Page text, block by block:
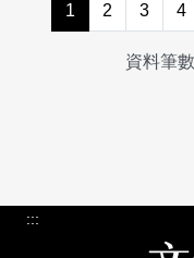
1 2 3 4
資料筆
:::